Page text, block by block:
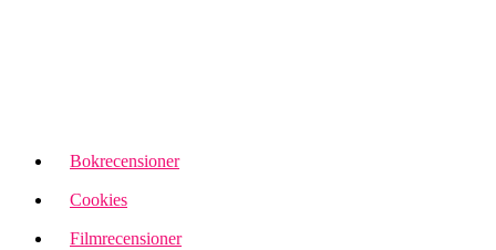
Bokrecensioner
Cookies
Filmrecensioner